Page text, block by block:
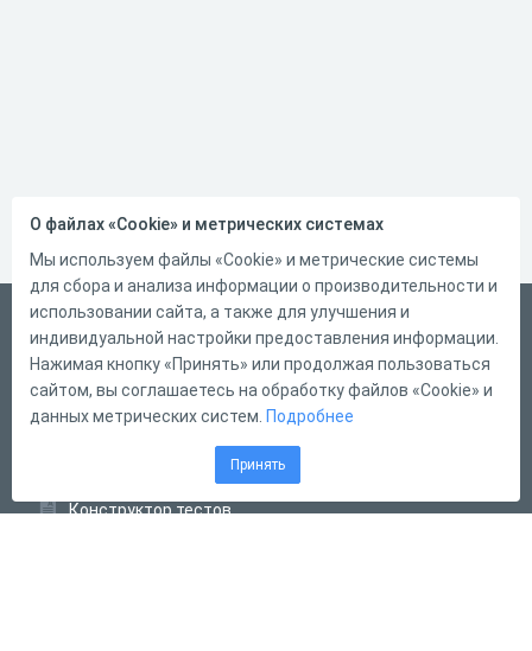
Русский
Справка
Форма обратной связи
Конструктор тестов
О файлах «Cookie» и метрических системах
Мы используем файлы «Cookie» и метрические системы
для сбора и анализа информации о производительности и
использовании сайта, а также для улучшения и
индивидуальной настройки предоставления информации.
Нажимая кнопку «Принять» или продолжая пользоваться
сайтом, вы соглашаетесь на обработку файлов «Cookie» и
данных метрических систем. Подробнее
Принять